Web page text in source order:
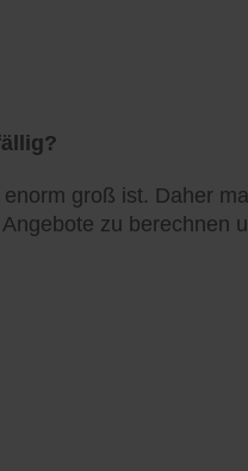
groß ist. Daher
zu